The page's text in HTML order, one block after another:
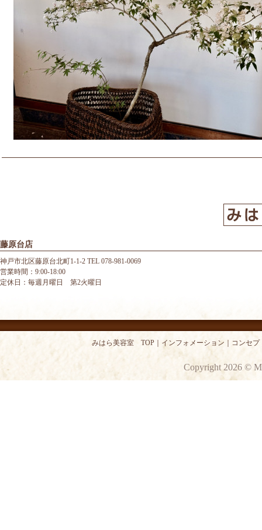
藤原台店
神戸市北区藤原台北町1-1-2 TEL 078-981-0069
営業時間：9:00-18:00
定休日：毎週月曜日 第2火曜日
みはら美容室 TOP インフォメーション コンセプ
Copyright 2026 ©